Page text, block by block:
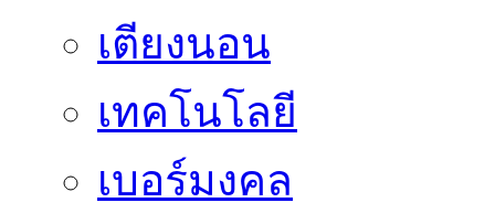
เตียงนอน
เทคโนโลยี
เบอร์มงคล